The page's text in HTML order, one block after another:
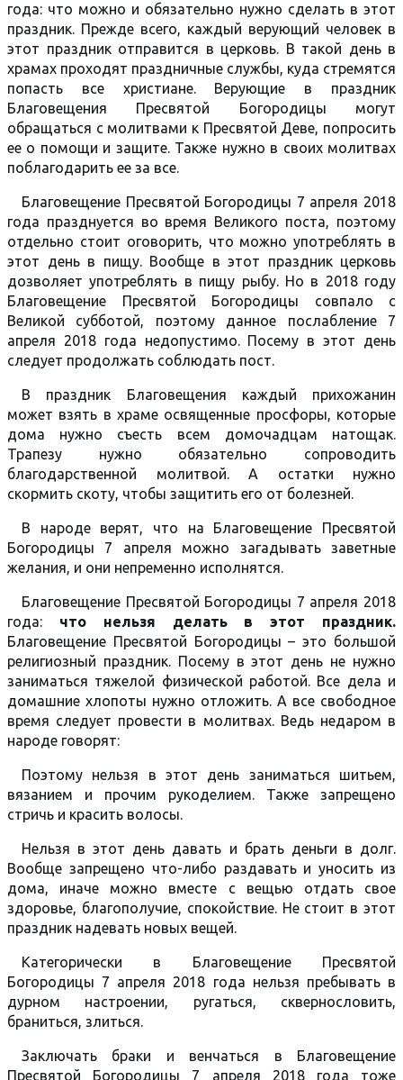
года: что можно и обязательно нужно сделать в этот
праздник. Прежде всего, каждый верующий человек в
этот праздник отправится в церковь. В такой день в
храмах проходят праздничные службы, куда стремятся
попасть все христиане. Верующие в праздник
Благовещения Пресвятой Богородицы могут
обращаться с молитвами к Пресвятой Деве, попросить
ее о помощи и защите. Также нужно в своих молитвах
поблагодарить ее за все.
Благовещение Пресвятой Богородицы 7 апреля 2018
года празднуется во время Великого поста, поэтому
отдельно стоит оговорить, что можно употреблять в
этот день в пищу. Вообще в этот праздник церковь
дозволяет употреблять в пищу рыбу. Но в 2018 году
Благовещение Пресвятой Богородицы совпало с
Великой субботой, поэтому данное послабление 7
апреля 2018 года недопустимо. Посему в этот день
следует продолжать соблюдать пост.
В праздник Благовещения каждый прихожанин
может взять в храме освященные просфоры, которые
дома нужно съесть всем домочадцам натощак.
Трапезу нужно обязательно сопроводить
благодарственной молитвой. А остатки нужно
скормить скоту, чтобы защитить его от болезней.
В народе верят, что на Благовещение Пресвятой
Богородицы 7 апреля можно загадывать заветные
желания, и они непременно исполнятся.
Благовещение Пресвятой Богородицы 7 апреля 2018
года: что нельзя делать в этот праздник.
Благовещение Пресвятой Богородицы – это большой
религиозный праздник. Посему в этот день не нужно
заниматься тяжелой физической работой. Все дела и
домашние хлопоты нужно отложить. А все свободное
время следует провести в молитвах. Ведь недаром в
народе говорят:
Поэтому нельзя в этот день заниматься шитьем,
вязанием и прочим рукоделием. Также запрещено
стричь и красить волосы.
Нельзя в этот день давать и брать деньги в долг.
Вообще запрещено что-либо раздавать и уносить из
дома, иначе можно вместе с вещью отдать свое
здоровье, благополучие, спокойствие. Не стоит в этот
праздник надевать новых вещей.
Категорически в Благовещение Пресвятой
Богородицы 7 апреля 2018 года нельзя пребывать в
дурном настроении, ругаться, сквернословить,
браниться, злиться.
Заключать браки и венчаться в Благовещение
Пресвятой Богородицы 7 апреля 2018 года тоже